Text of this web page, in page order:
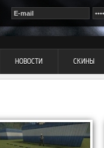
НОВОСТИ СКИНЫ